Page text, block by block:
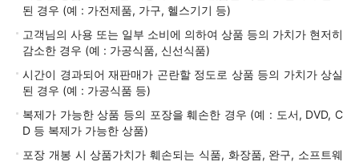
된 경우 (예 : 가전제품, 가구, 헬스기기 등)
고객님의 사용 또는 일부 소비에 의하여 상품 등의 가치가 현저히
감소한 경우 (예 : 가공식품, 신선식품)
시간이 경과되어 재판매가 곤란할 정도로 상품 등의 가치가 상실
된 경우 (예 : 가공식품 등)
복제가 가능한 상품 등의 포장을 훼손한 경우 (예 : 도서, DVD, C
D 등 복제가 가능한 상품)
포장 개봉 시 상품가치가 훼손되는 식품, 화장품, 완구, 소프트웨